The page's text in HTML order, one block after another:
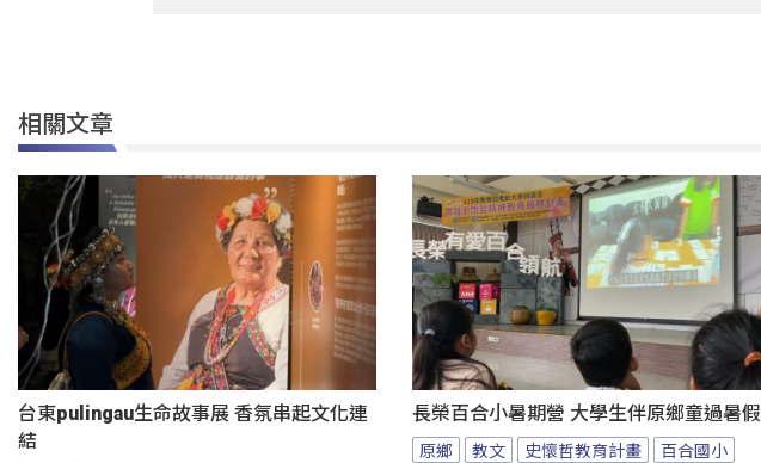
相關文章
台東pulingau生命故事展 香氛串起文化連
結
長榮百合小暑期營 大學生伴原鄉童過暑假
原鄉 教文 史懷哲教育計畫 百合國小